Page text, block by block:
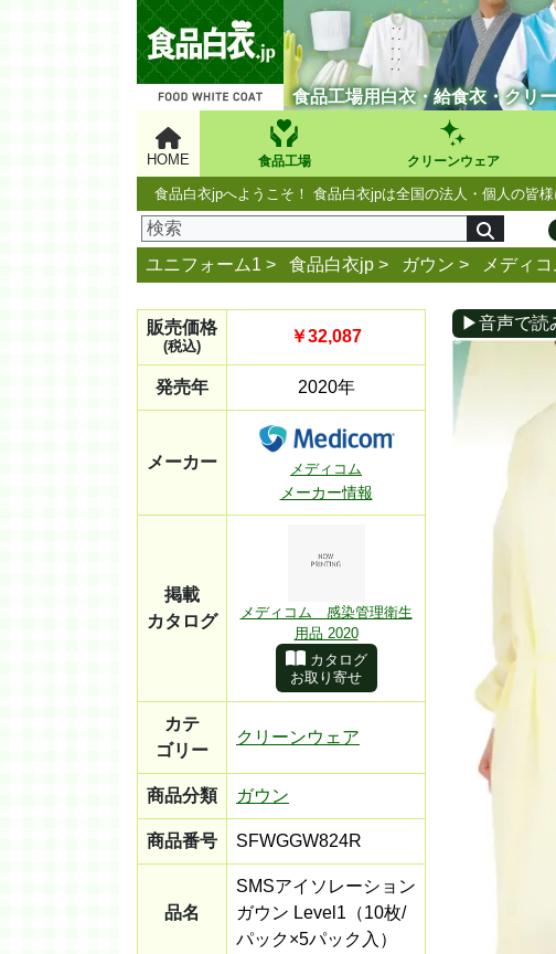
食品工場用白衣・給食衣・クリ
HOME 食品工場 クリーンウェア
食品白衣jpへようこそ！ 食品白衣jpは全国の法人・個人の皆
ユニフォーム1 > 食品白衣jp > ガウン > メディコ
販売価格
(税込)
￥32,087
発売年 2020年
メーカー メディコム
メーカー情報
掲載
カタログ
メディコム 感染管理衛生
用品 2020
カタログ
お取り寄せ
カテ
ゴリー
クリーンウェア
商品分類 ガウン
商品番号 SFWGGW824R
品名
SMSアイソレーション
ガウン Level1（10枚/
パック×5パック入）
▶音声で読